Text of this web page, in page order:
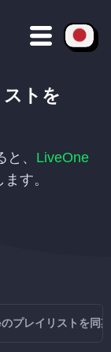
トを
、 LiveOne
す。
プレイリストを同